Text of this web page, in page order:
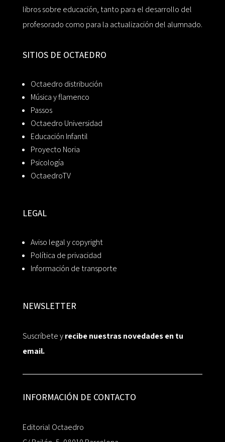
libros sobre educación, tanto para el desarrollo del
profesorado como para la actualización del alumnado.
SITIOS DE OCTAEDRO
Octaedro distribución
Música y flamenco
Passos
Octaedro Universidad
Educación Infantil
Proyecto Noria
Psicología
OctaedroTV
LEGAL
Aviso legal y copyright
Política de privacidad
Información de transporte
NEWSLETTER
Suscríbete yrecibe nuestras novedades en tu
email.
INFORMACIÓN DE CONTACTO
Editorial Octaedro